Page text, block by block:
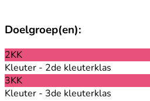
Doelgroep(en):
2KK
Kleuter - 2de kleuterklas
3KK
Kleuter - 3de kleuterklas